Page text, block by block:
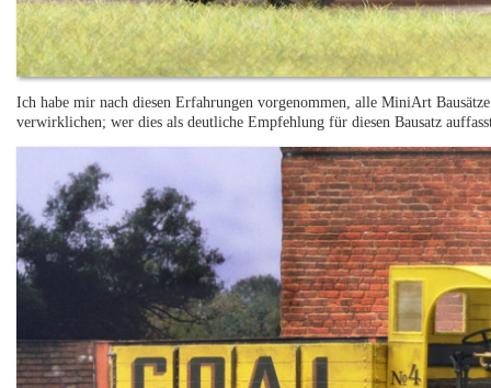
Ich habe mir nach diesen Erfahrungen vorgenommen, alle MiniArt
verwirklichen; wer dies als deutliche Empfehlung für diesen Bausatz